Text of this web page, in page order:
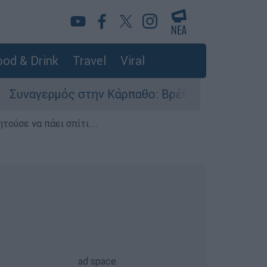
& Drink Travel Viral
στην Κάρπαθο: Βρέθηκαν παλιά
να πάει σπίτι...